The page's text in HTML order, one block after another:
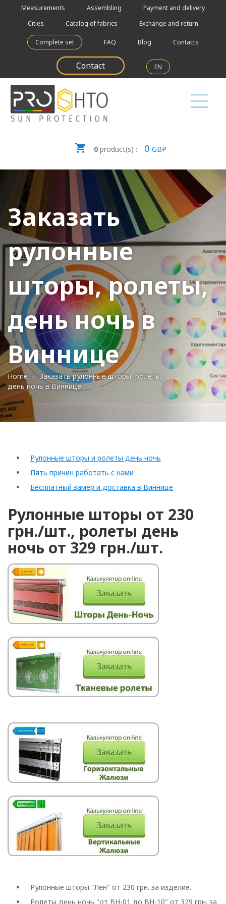
Measurements Assembling
Payment and delivery
Cities
Catalog of fabrics Exchange and return
Complete set FAQ Blog Contacts
Contact EN
Rolled
Horizontal
Vertical
0 product(s) : 0 GBP
Заказать
рулонные
шторы, ролеты,
день ночь в
Виннице
Home
Заказать рулонные шторы, ролеты,
день ночь в Виннице
Рулонные шторы и ролеты день ночь
Пять причин работать с нами
Бесплатный замер и доставка в Виннице
Рулонные шторы от 230
грн./шт., ролеты день
ночь от 329 грн./шт.
Рулонные шторы "Лен" от 230 грн. за изделие.
Ролеты день ночь "от BH-01 до BH-10" от 329 грн. за